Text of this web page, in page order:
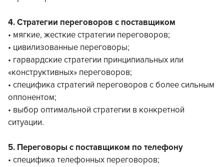
4. Стратегии переговоров с поставщиком
• мягкие, жесткие стратегии переговоров;
• цивилизованные переговоры;
• гарвардские стратегии принципиальных или
«конструктивных» переговоров;
• специфика стратегий переговоров с более сильным
оппонентом;
• выбор оптимальной стратегии в конкретной
ситуации.
5. Переговоры с поставщиком по телефону
• специфика телефонных переговоров;